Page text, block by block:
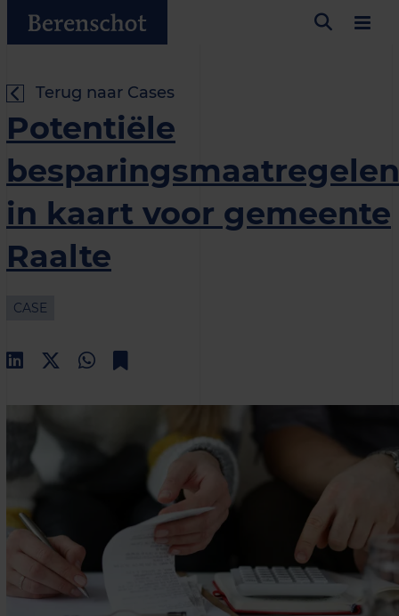
Terug naar Cases
Potentiële
besparingsmaatregelen
in kaart voor gemeente
Raalte
CASE